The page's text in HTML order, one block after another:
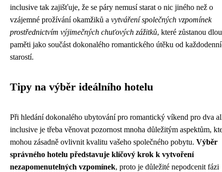
inclusive tak zajišťuje, že se páry nemusí starat o nic jiného než o
vzájemné prožívání okamžiků a vytváření společných vzpomínek
prostřednictvím výjimečných chuťových zážitků, které zůstanou
paměti jako součást dokonalého romantického útěku od
starostí.
Tipy na výběr ideálního hotelu
Při hledání dokonalého ubytování pro romantický víkend pro dva
inclusive je třeba věnovat pozornost mnoha důležitým aspektům,
mohou zásadně ovlivnit kvalitu vašeho společného pobytu. Výběr
správného hotelu představuje klíčový krok k vytvoření
nezapomenutelných vzpomínek, proto je důležité nepodcenit fázi